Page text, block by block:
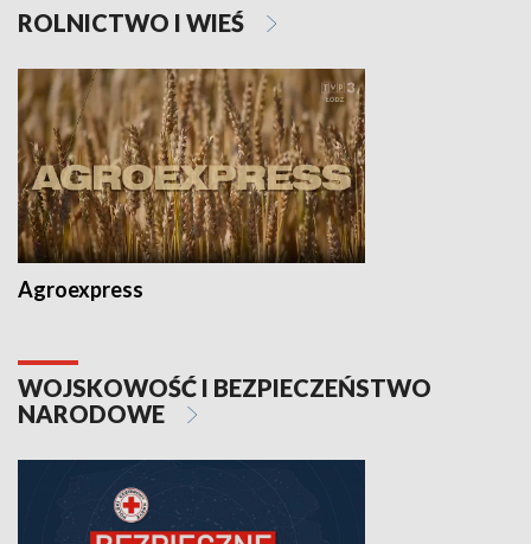
ROLNICTWO I WIEŚ
Agroexpress
WOJSKOWOŚĆ I BEZPIECZEŃSTWO
NARODOWE